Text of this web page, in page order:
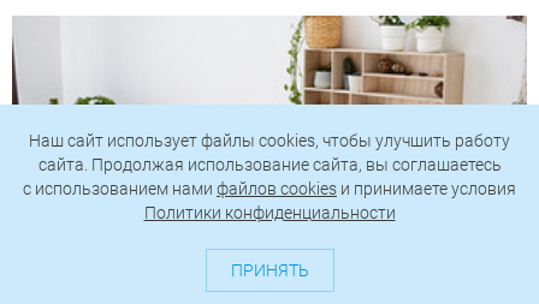
Наш сайт использует файлы cookies, чтобы улучшить работу
сайта. Продолжая использование сайта, вы соглашаетесь
c использованием нами файлов cookies и принимаете условия
Политики конфиденциальности
ПРИНЯТЬ